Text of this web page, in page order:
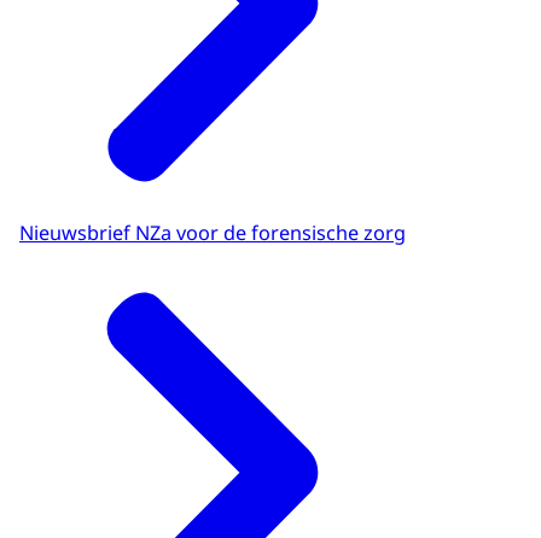
Nieuwsbrief NZa voor de forensische zorg